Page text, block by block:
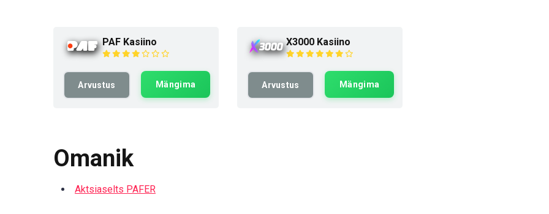
PAF Kasiino
Arvustus Mängima
X3000 Kasiino
Arvustus Mängima
Omanik
Aktsiaselts PAFER